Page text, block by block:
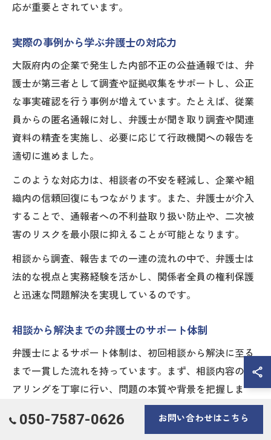
応が重要とされています。
実際の事例から学ぶ弁護士の対応力
大阪府内の企業で発生した内部不正の公益通報では、弁
護士が第三者として調査や証拠収集をサポートし、公正
な事実確認を行う事例が増えています。たとえば、従業
員からの匿名通報に対し、弁護士が聞き取り調査や関連
資料の精査を実施し、必要に応じて行政機関への報告を
適切に進めました。
このような対応力は、相談者の不安を軽減し、企業や組
織内の信頼回復にもつながります。また、弁護士が介入
することで、通報者への不利益取り扱い防止や、二次被
害のリスクを最小限に抑えることが可能となります。
相談から調査、報告までの一連の流れの中で、弁護士は
法的な視点と実務経験を活かし、関係者全員の権利保護
と迅速な問題解決を実現しているのです。
相談から解決までの弁護士のサポート体制
弁護士によるサポート体制は、初回相談から解決に至る
まで一貫した流れを持っています。まず、相談内容のヒ
アリングを丁寧に行い、問題の本質や背景を把握しま
す。その後、必要な法的調査や証拠収集を実施し、公益
通報や行政手続きのアドバイスを提供します。
050-7587-0626 お問い合わせはこちら